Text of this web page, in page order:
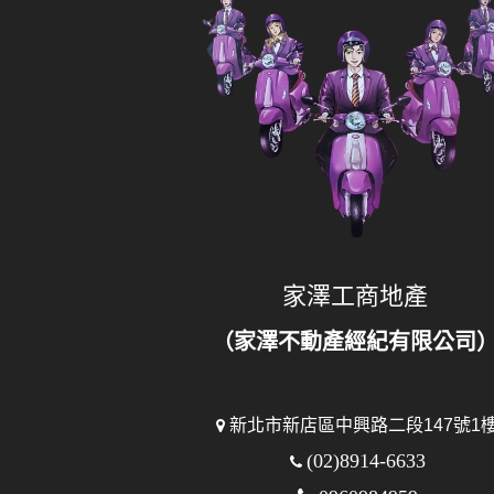
家澤工商地產
（家澤不動產經紀有限公司
新北市新店區中興路二段147號1
(02)8914-6633